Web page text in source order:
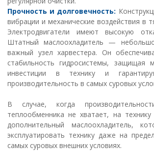
Прочность и долговечность:
вибрации и механические воздействия в
Электродвигатели имеют высокую
Штатный маслоохладитель —
важный узел харвестера. Он
стабильность гидросистемы, защищая
инвестиции в технику и
производительность в самых суровых
В случае, когда
теплообменника не хватает, на технику
дополнительный маслоохладитель,
эксплуатировать технику даже на
самых суровых внешних условиях.